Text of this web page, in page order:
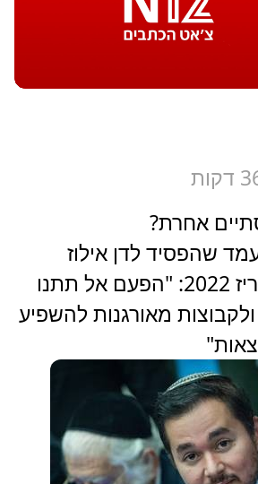
אחרת?
שהפסיד לדן אילוז
בפריימריז 2022: "הפעם אל תתנו
מאורגנות להשפיע